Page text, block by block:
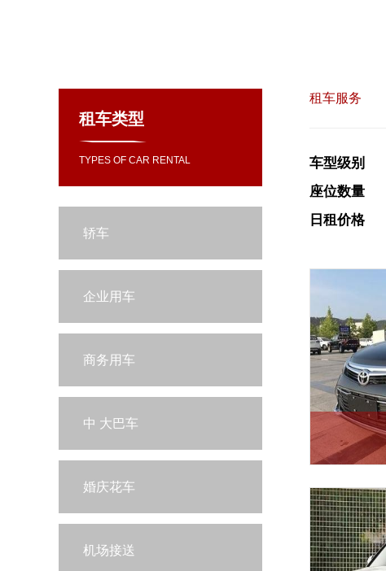
租车类型
TYPES OF CAR RENTAL
轿车
企业用车
商务用车
中 大巴车
婚庆花车
机场接送
租车服务
车型级别
座位数量
日租价格